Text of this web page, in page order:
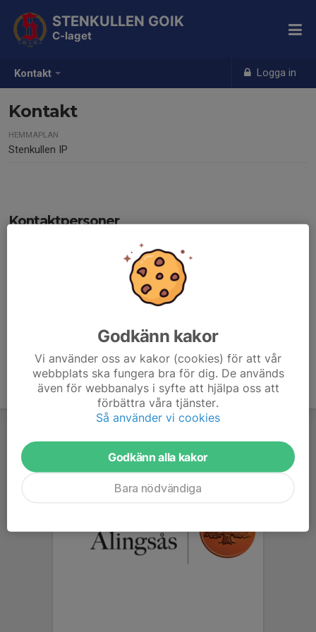
Kontakt Logga in
STENKULLEN GOIK
C-laget
Kontakt
HEMMAPLAN
Stenkullen IP
Kontaktpersoner
Robin Pettersson
robinjesper@outlook.com
Godkänn kakor
Vi använder oss av kakor (cookies) för att vår
webbplats ska fungera bra för dig. De används
även för webbanalys i syfte att hjälpa oss att
förbättra våra tjänster.
Så använder vi cookies
Godkänn alla kakor
Bara nödvändiga